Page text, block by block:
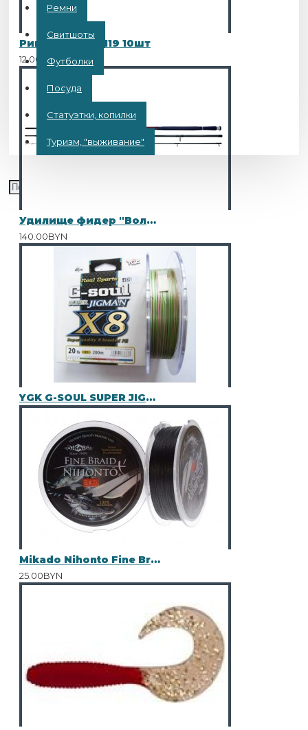
Ремни
Свитшоты
Футболки
Посуда
Статуэтки, копилки
Туризм, "выживание"
Рипер Bass 3 L119 10шт
12.00BYN
Удилище фидер "Волжанка Титан" 3.6м (3 секции+3) тест до 130гр (IM7)
140.00BYN
YGK G-SOUL SUPER JIGMAN X8 200M
Mikado Nihonto Fine Braid 100 м 0.18
25.00BYN